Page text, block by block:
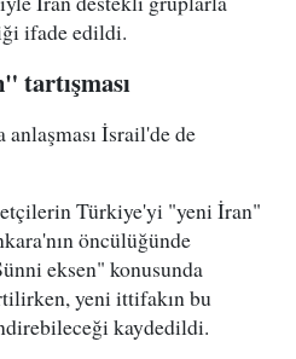
ifade edildi.
tartışması
İsrail'de de
Türkiye'yi "yeni İran"
öncülüğünde
eksen" konusunda
yeni ittifakın bu
kaydedildi.